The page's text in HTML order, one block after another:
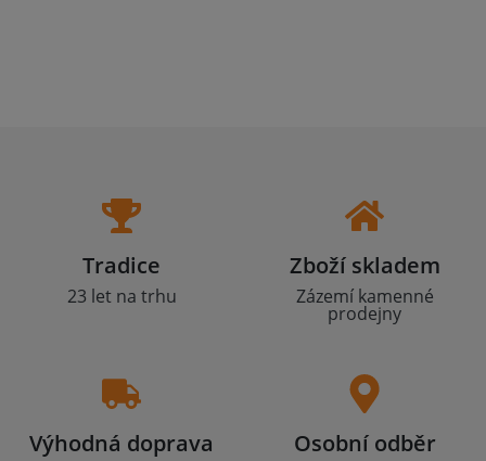
Tradice
23 let na trhu
Zboží skladem
Zázemí kamenné
prodejny
Výhodná doprava Osobní odběr